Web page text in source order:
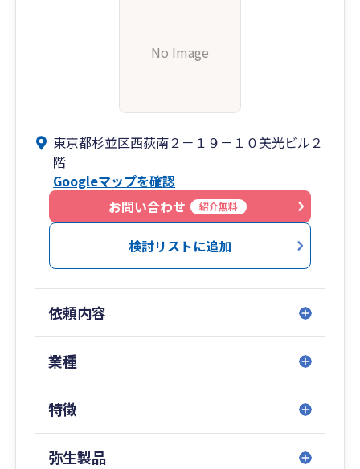
No Image
東京都杉並区西荻南２－１９－１０美光ビル２
階
Googleマップを確認
お問い合わせ
紹介無料
検討リストに追加
依頼内容
業種
特徴
弥生製品